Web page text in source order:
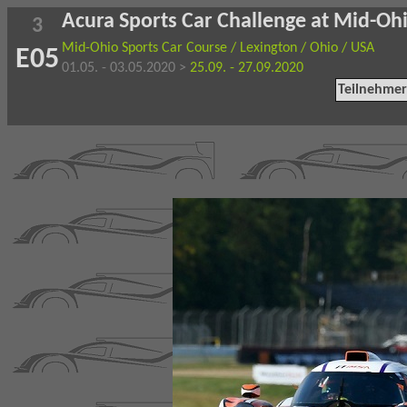
3
E05
Acura Sports Car Challenge at Mid-
Mid-Ohio Sports Car Course / Lexington / Ohio / USA
01.05. - 03.05.2020 > 25.09. - 27.09.2020
Teilnehmer